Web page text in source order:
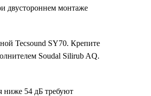
двустороннем монтаже
Tecsound SY70. Крепите
Soudal Silirub AQ.
ниже 54 дБ требуют